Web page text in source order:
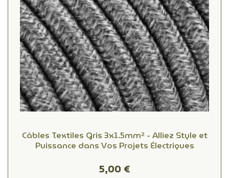
Câbles Textiles Gris 3x1.5mm² - Alliez Style et
Puissance dans Vos Projets Électriques
5,00 €